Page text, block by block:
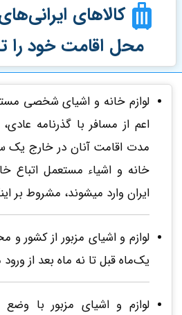
کالاهای
محل اقامت خود را
لوازم خانه و اشیای شخصی
اعم از مسافر با گذرنامه
مدت اقامت آنان در خارج یک
خانه و اشیاء مستعمل اتباع
ایران وارد میشوند، مشروط بر
لوازم و اشیای مزبور از کشور
یک‌ماه قبل تا نه ماه بعد از
لوازم و اشیای مزبور با